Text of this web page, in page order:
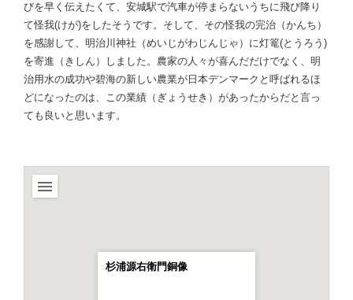
びを早く伝えたくて、安城駅で汽車が停まらないうちに飛び降り
て怪我(けが)をしたそうです。そして、その怪我の完治（かんち）
を感謝して、明治川神社（めいじがわじんじゃ）に灯篭(とうろう)
を寄進（きしん）しました。農家の人々が喜んだだけでなく、明
治用水の成功や碧海の新しい農業が日本デンマークと呼ばれるほ
どになったのは、この業績（ぎょうせき）があったからだと言っ
ても良いと思います。
杉浦源右衛門銅像